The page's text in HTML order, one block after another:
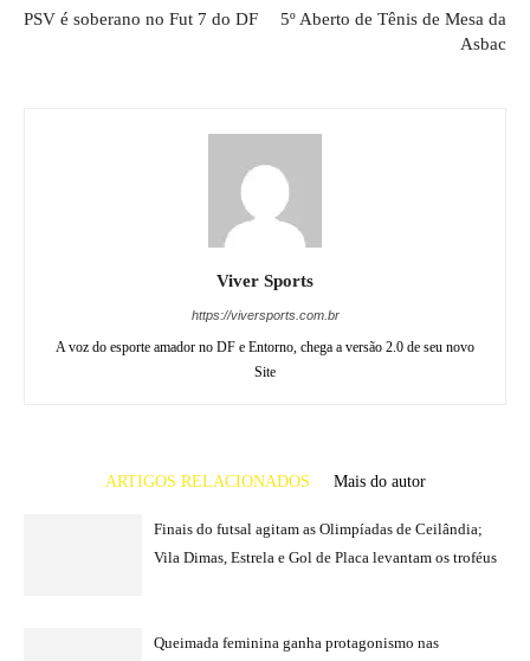
PSV é soberano no Fut 7 do DF
5º Aberto de Tênis de Mesa da
Asbac
Viver Sports
https://viversports.com.br
A voz do esporte amador no DF e Entorno, chega a versão 2.0 de seu novo
Site
ARTIGOS RELACIONADOS Mais do autor
Finais do futsal agitam as Olimpíadas de Ceilândia;
Vila Dimas, Estrela e Gol de Placa levantam os troféus
Queimada feminina ganha protagonismo nas